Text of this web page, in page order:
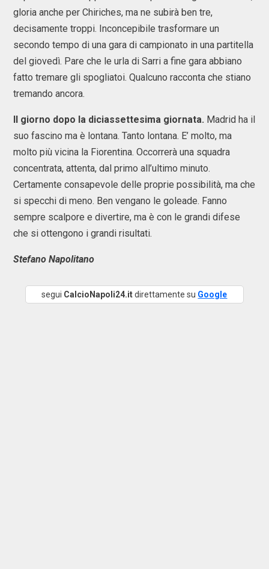
gloria anche per Chiriches, ma ne subirà ben tre,
decisamente troppi. Inconcepibile trasformare un
secondo tempo di una gara di campionato in una partitella
del giovedì. Pare che le urla di Sarri a fine gara abbiano
fatto tremare gli spogliatoi. Qualcuno racconta che stiano
tremando ancora.
Il giorno dopo la diciassettesima giornata. Madrid ha il
suo fascino ma è lontana. Tanto lontana. E’ molto, ma
molto più vicina la Fiorentina. Occorrerà una squadra
concentrata, attenta, dal primo all’ultimo minuto.
Certamente consapevole delle proprie possibilità, ma che
si specchi di meno. Ben vengano le goleade. Fanno
sempre scalpore e divertire, ma è con le grandi difese
che si ottengono i grandi risultati.
Stefano Napolitano
segui CalcioNapoli24.itdirettamente su Google